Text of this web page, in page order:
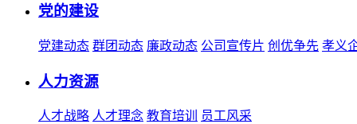
党的建设
党建动态 群团动态 廉政动态 公司宣传片 创优争先 孝义
人力资源
人才战略 人才理念 教育培训 员工风采